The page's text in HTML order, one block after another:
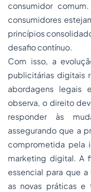
consumidor
consumidores
princípios
desafio contínuo.
Com isso, a
publicitárias digitais
abordagens legais
observa, o direito
responder às
assegurando que a
comprometida pela
marketing digital. A
essencial para que
as novas práticas e